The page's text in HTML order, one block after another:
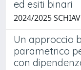
ed esiti binari
2024/2025
Un approccio
parametrico
con